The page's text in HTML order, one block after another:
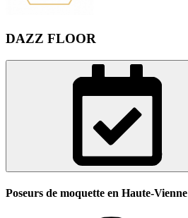
DAZZ FLOOR
Poseurs de moquette en Haute-Vienne